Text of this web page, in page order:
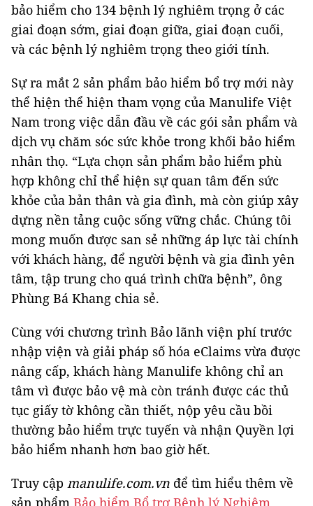
bảo hiểm cho 134 bệnh lý nghiêm trọng ở các
giai đoạn sớm, giai đoạn giữa, giai đoạn cuối,
và các bệnh lý nghiêm trọng theo giới tính.
Sự ra mắt 2 sản phẩm bảo hiểm bổ trợ mới này
thể hiện thể hiện tham vọng của Manulife Việt
Nam trong việc dẫn đầu về các gói sản phẩm và
dịch vụ chăm sóc sức khỏe trong khối bảo hiểm
nhân thọ. “Lựa chọn sản phẩm bảo hiểm phù
hợp không chỉ thể hiện sự quan tâm đến sức
khỏe của bản thân và gia đình, mà còn giúp xây
dựng nền tảng cuộc sống vững chắc. Chúng tôi
mong muốn được san sẻ những áp lực tài chính
với khách hàng, để người bệnh và gia đình yên
tâm, tập trung cho quá trình chữa bệnh”, ông
Phùng Bá Khang chia sẻ.
Cùng với chương trình Bảo lãnh viện phí trước
nhập viện và giải pháp số hóa eClaims vừa được
nâng cấp, khách hàng Manulife không chỉ an
tâm vì được bảo vệ mà còn tránh được các thủ
tục giấy tờ không cần thiết, nộp yêu cầu bồi
thường bảo hiểm trực tuyến và nhận Quyền lợi
bảo hiểm nhanh hơn bao giờ hết.
Truy cập manulife.com.vn để tìm hiểu thêm về
sản phẩm Bảo hiểm Bổ trợ Bệnh lý Nghiêm